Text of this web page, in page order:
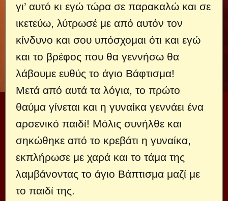
γι’ αυτό κι εγώ τώρα σε παρακαλώ και σε
ικετεύω, λύτρωσέ με από αυτόν τον
κίνδυνο και σου υπόσχομαι ότι και εγώ
και το βρέφος που θα γεννήσω θα
λάβουμε ευθύς το άγιο Βάφτισμα!
Μετά από αυτά τα λόγια, το πρώτο
θαύμα γίνεται και η γυναίκα γεννάει ένα
αρσενικό παιδί! Μόλις συνήλθε και
σηκώθηκε από το κρεβάτι η γυναίκα,
εκπλήρωσε με χαρά και το τάμα της
λαμβάνοντας το άγιο Βάπτισμα μαζί με
το παιδί της.